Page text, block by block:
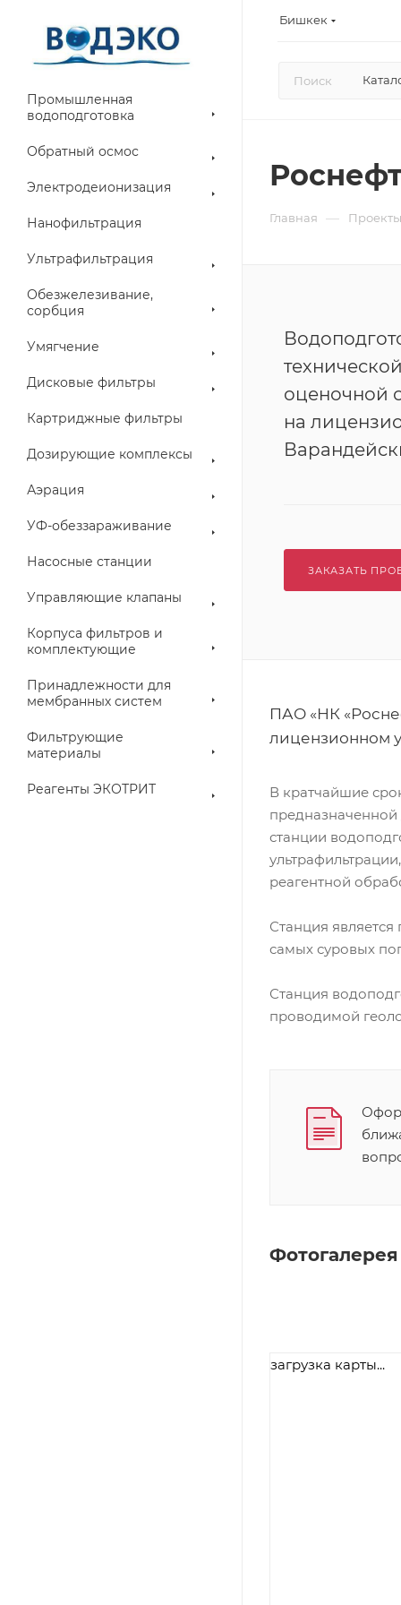
Бишкек
Промышленная
водоподготовка
Обратный осмос
Электродеионизация
Нанофильтрация
Ультрафильтрация
Обезжелезивание,
сорбция
Умягчение
Дисковые фильтры
Картриджные фильтры
Дозирующие комплексы
Аэрация
УФ-обеззараживание
Насосные станции
Управляющие клапаны
Корпуса фильтров и
комплектующие
Принадлежности для
мембранных систем
Фильтрующие
материалы
Реагенты ЭКОТРИТ
Главная — Проекты
оценочной
на
ЗАКАЗАТЬ
ПАО «НК
лицензионном
В кратчайшие
предназначенной
станции
реагентной
Станция
самых суровых
Станция
проводимой
Фотогалерея
загрузка карты...